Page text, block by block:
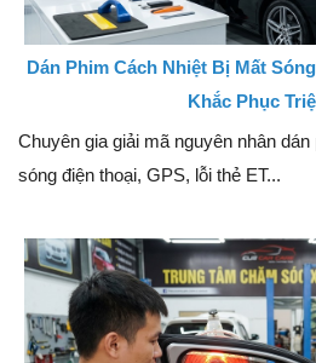
Dán Phim Cách Nhiệt Bị Mất
Khắc Phục
Chuyên gia giải mã nguyên nhân
sóng điện thoại, GPS, lỗi thẻ ET...